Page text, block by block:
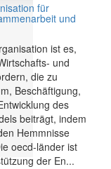
für
und
ist es,
und
die zu
Beschäftigung,
des
beiträgt, indem
Hemmnisse
oecd-länder ist
der En...